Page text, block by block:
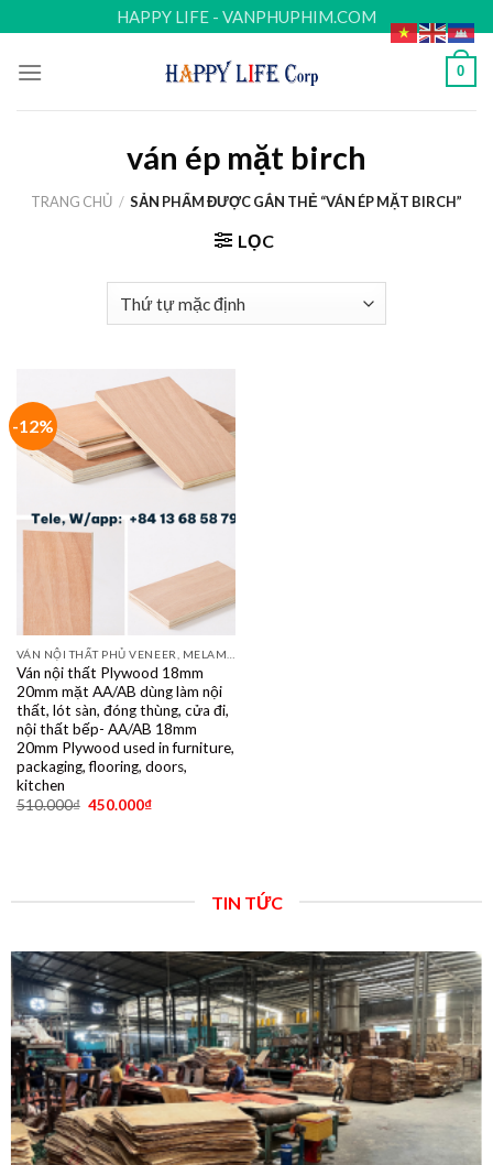
to
content
HAPPY LIFE - VANPHUPHIM.COM
0
ván ép mặt birch
TRANG CHỦ / SẢN PHẨM ĐƯỢC GẮN THẺ “VÁN ÉP MẶT BIRCH”
LỌC
-12%
Ván nội thất Plywood 18mm
20mm mặt AA/AB dùng làm nội
thất, lót sàn, đóng thùng, cửa đi,
nội thất bếp- AA/AB 18mm
20mm Plywood used in furniture,
packaging, flooring, doors,
kitchen
510.000₫ 450.000₫
TIN TỨC